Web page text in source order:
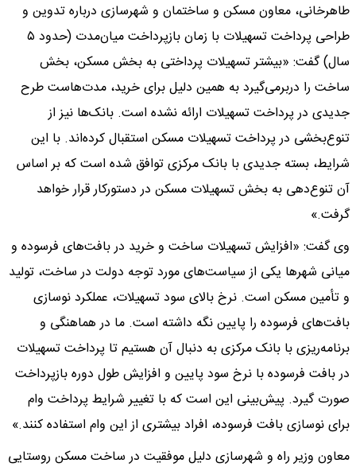
طاهرخانی، معاون مسکن و ساختمان و شهرسازی درباره تدوین و
طراحی پرداخت تسهیلات با زمان بازپرداخت میان‌مدت (حدود ۵
سال) گفت: «بیشتر تسهیلات پرداختی به بخش مسکن، بخش
ساخت را دربرمی‌گیرد به همین دلیل برای خرید، مدت‌هاست طرح
جدیدی در پرداخت تسهیلات ارائه نشده است. بانک‌ها نیز از
تنوع‌بخشی در پرداخت تسهیلات مسکن استقبال کرده‌اند. با این
شرایط، بسته جدیدی با بانک مرکزی توافق شده است که بر اساس
آن تنوع‌دهی به بخش تسهیلات مسکن در دستورکار قرار خواهد
گرفت.»
وی گفت: «افزایش تسهیلات ساخت و خرید در بافت‌های فرسوده و
میانی شهرها یکی از سیاست‌های مورد توجه دولت در ساخت، تولید
و تأمین مسکن است. نرخ بالای سود تسهیلات، عملکرد نوسازی
بافت‌های فرسوده را پایین نگه داشته است. ما در هماهنگی و
برنامه‌ریزی با بانک مرکزی به دنبال آن هستیم تا پرداخت تسهیلات
در بافت فرسوده با نرخ سود پایین و افزایش طول دوره بازپرداخت
صورت گیرد. پیش‌بینی این است که با تغییر شرایط پرداخت وام
برای نوسازی بافت فرسوده، افراد بیشتری از این وام استفاده کنند.»
معاون وزیر راه و شهرسازی دلیل موفقیت در ساخت مسکن روستایی